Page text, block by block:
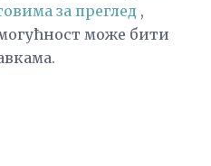
за преглед ,
може бити